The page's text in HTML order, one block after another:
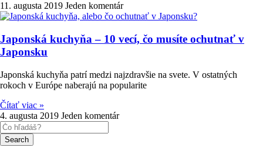
11. augusta 2019 Jeden komentár
Japonská kuchyňa – 10 vecí, čo musíte ochutnať v
Japonsku
Japonská kuchyňa patrí medzi najzdravšie na svete. V ostatných
rokoch v Európe naberajú na popularite
Čítať viac »
4. augusta 2019 Jeden komentár
Search